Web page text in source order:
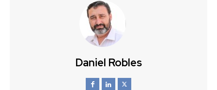
Daniel Robles